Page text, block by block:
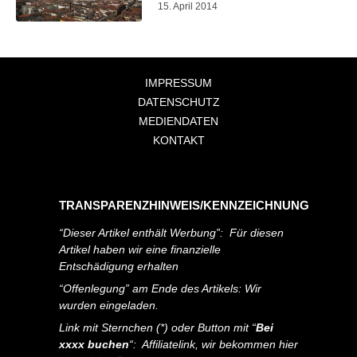
15. April 2014
IMPRESSUM
DATENSCHUTZ
MEDIENDATEN
KONTAKT
TRANSPARENZHINWEIS/KENNZEICHNUNG
“Dieser Artikel enthält Werbung”: Für diesen
Artikel haben wir eine finanzielle
Entschädigung erhalten
“Offenlegung” am Ende des Artikels: Wir
wurden eingeladen.
Link mit Sternchen (*) oder Button mit “Bei
xxxx buchen“: Affiliatelink, wir bekommen hier